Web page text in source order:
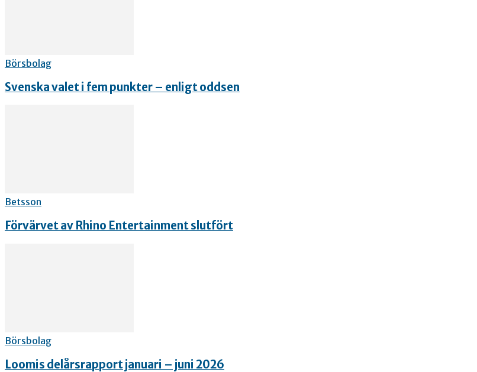
Börsbolag
Svenska valet i fem punkter – enligt oddsen
Betsson
Förvärvet av Rhino Entertainment slutfört
Börsbolag
Loomis delårsrapport januari – juni 2026